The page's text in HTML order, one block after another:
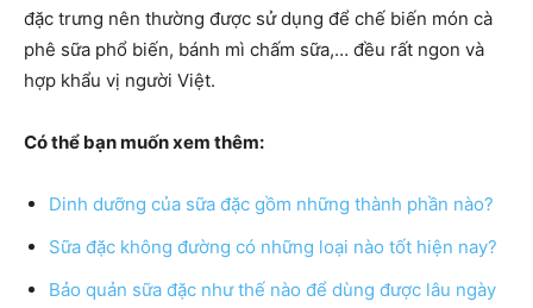
đặc trưng nên thường được sử dụng để chế biến món cà
phê sữa phổ biến, bánh mì chấm sữa,… đều rất ngon và
hợp khẩu vị người Việt.
Có thể bạn muốn xem thêm:
Dinh dưỡng của sữa đặc gồm những thành phần nào?
Sữa đặc không đường có những loại nào tốt hiện nay?
Bảo quản sữa đặc như thế nào để dùng được lâu ngày